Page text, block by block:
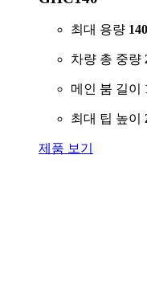
최대 용량
차량 총 중량
메인 붐 길이
최대 팁 높이
제품 보기